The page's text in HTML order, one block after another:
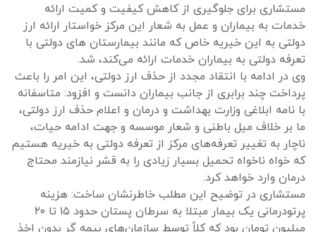
مستشاری برای جلوگیری از کاهش کیفیت و کمیت ارائه
خدمات به بیماران و عمل به شعار این مرکز خواستار ارائه ارز
دولتی به این خیریه خاص که مانند بیمارستان های دولتی با
تعرفه دولتی به بیماران خدمات ارائه می‌کند، شد.
وی در ادامه با انتقاد مجدد از حذف ارز دولتی، این امر را باعث
پرداخت چند برابری از جانب بیماران دانست و افزود: متاسفانه
با نامه ابلاغی وزارت بهداشت و درمان و اعلام حذف ارز دولتی،
ما بر خلاف میل باطنی و شعار موسسه و جهت ادامه حیات،
ناچار به تغییر تعرفه‌های مرکز از تعرفه دولتی به خیریه هستیم
که خواه ناخواه تحمیل بسیار زیادی را به قشر نیازمند محتاج
درمان وارد خواهد کرد.
مستشاری در توضیح این مطلب خاطرنشان ساخت: هزینه
پرتودرمانی یک بیمار مبتلا به سرطان پستان حدود ۱۵ تا ۲۰
میلیون تومان بود که کلاً توسط سازمان‌های بیمه گر بدون اخذ